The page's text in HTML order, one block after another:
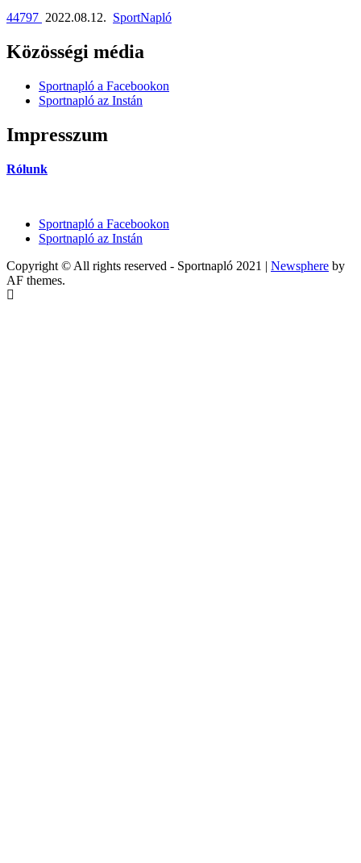
44797 2022.08.12. SportNapló
Közösségi média
Sportnapló a Facebookon
Sportnapló az Instán
Impresszum
Rólunk
Sportnapló a Facebookon
Sportnapló az Instán
Copyright © All rights reserved - Sportnapló 2021 | Newsphere by
AF themes.